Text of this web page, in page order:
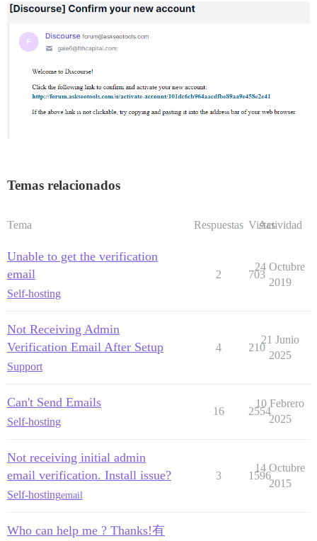
Temas relacionados
Tema Respuestas Vistas
Actividad
Unable to get the verification
email
Self-hosting
2 703
24 Octubre
2019
Not Receiving Admin
Verification Email After Setup
Support
4 210
21 Junio
2025
Can't Send Emails
Self-hosting
16 2554
10 Febrero
2025
Not receiving initial admin
email verification. Install issue?
Self-hostingemail
3 1596
14 Octubre
2015
Who can help me ? Thanks!有